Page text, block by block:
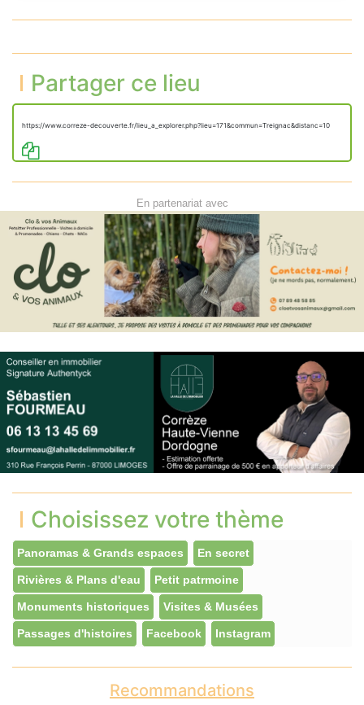
Partager ce lieu
https://www.correze-decouverte.fr/lieu_a_explorer.php?lieu=171&commun=Treignac&distanc=10
En partenariat avec
Choisissez votre thème
Panoramas & Grands espaces En secret
Rivières & Plans d'eau Petit patrmoine
Monuments historiques Visites & Musées
Passages d'histoires Facebook Instagram
Recommandations